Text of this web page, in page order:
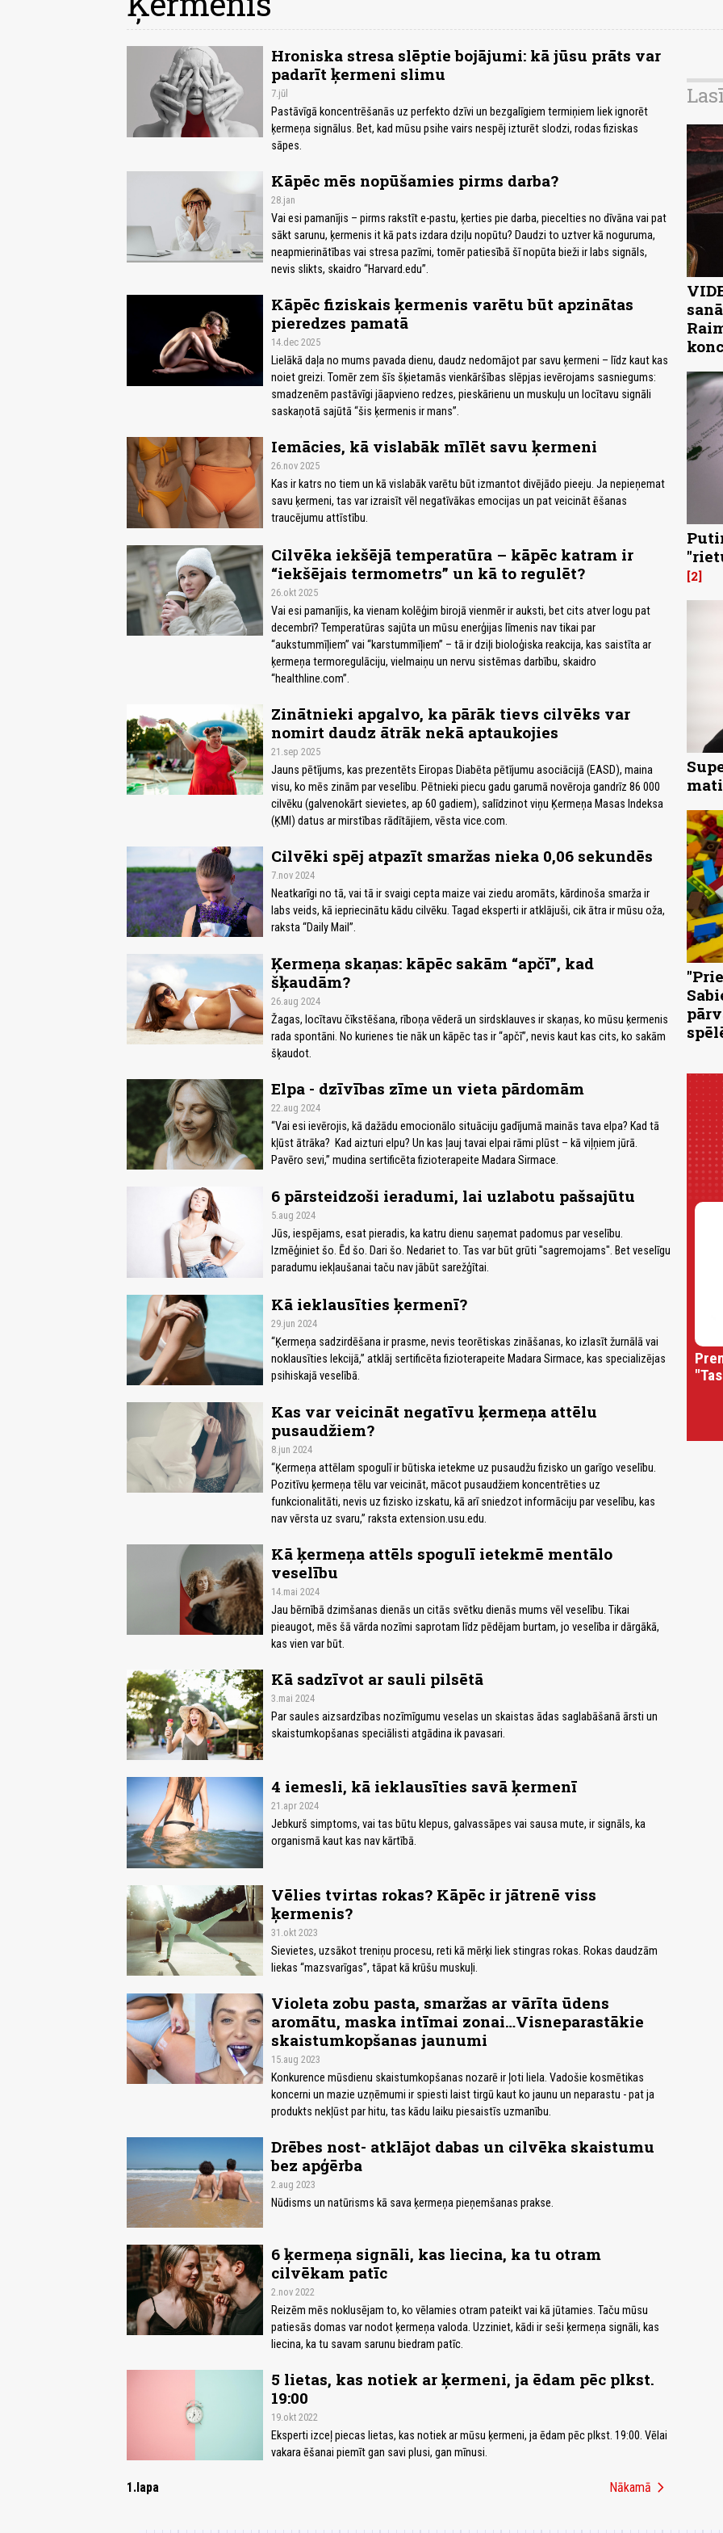
Hroniska stresa slēptie bojājumi: kā jūsu prāts var
padarīt ķermeni slimu
7.jūl
Pastāvīgā koncentrēšanās uz perfekto dzīvi un bezgalīgiem termiņiem liek ignorēt
ķermeņa signālus. Bet, kad mūsu psihe vairs nespēj izturēt slodzi, rodas fiziskas
sāpes.
Kāpēc mēs nopūšamies pirms darba?
28.jan
Vai esi pamanījis – pirms rakstīt e-pastu, ķerties pie darba, piecelties no dīvāna vai pat
sākt sarunu, ķermenis it kā pats izdara dziļu nopūtu? Daudzi to uztver kā noguruma,
neapmierinātības vai stresa pazīmi, tomēr patiesībā šī nopūta bieži ir labs signāls,
nevis slikts, skaidro “Harvard.edu”.
Kāpēc fiziskais ķermenis varētu būt apzinātas
pieredzes pamatā
14.dec 2025
Lielākā daļa no mums pavada dienu, daudz nedomājot par savu ķermeni – līdz kaut kas
noiet greizi. Tomēr zem šīs šķietamās vienkāršības slēpjas ievērojams sasniegums:
smadzenēm pastāvīgi jāapvieno redzes, pieskārienu un muskuļu un locītavu signāli
saskaņotā sajūtā “šis ķermenis ir mans”.
Iemācies, kā vislabāk mīlēt savu ķermeni
26.nov 2025
Kas ir katrs no tiem un kā vislabāk varētu būt izmantot divējādo pieeju. Ja nepieņemat
savu ķermeni, tas var izraisīt vēl negatīvākas emocijas un pat veicināt ēšanas
traucējumu attīstību.
Cilvēka iekšējā temperatūra – kāpēc katram ir
“iekšējais termometrs” un kā to regulēt?
26.okt 2025
Vai esi pamanījis, ka vienam kolēģim birojā vienmēr ir auksti, bet cits atver logu pat
decembrī? Temperatūras sajūta un mūsu enerģijas līmenis nav tikai par
“aukstummīļiem” vai “karstummīļiem” – tā ir dziļi bioloģiska reakcija, kas saistīta ar
ķermeņa termoregulāciju, vielmaiņu un nervu sistēmas darbību, skaidro
“healthline.com”.
Zinātnieki apgalvo, ka pārāk tievs cilvēks var
nomirt daudz ātrāk nekā aptaukojies
21.sep 2025
Jauns pētījums, kas prezentēts Eiropas Diabēta pētījumu asociācijā (EASD), maina
visu, ko mēs zinām par veselību. Pētnieki piecu gadu garumā novēroja gandrīz 86 000
cilvēku (galvenokārt sievietes, ap 60 gadiem), salīdzinot viņu Ķermeņa Masas Indeksa
(ĶMI) datus ar mirstības rādītājiem, vēsta vice.com.
Cilvēki spēj atpazīt smaržas nieka 0,06 sekundēs
7.nov 2024
Neatkarīgi no tā, vai tā ir svaigi cepta maize vai ziedu aromāts, kārdinoša smarža ir
labs veids, kā iepriecinātu kādu cilvēku. Tagad eksperti ir atklājuši, cik ātra ir mūsu oža,
raksta “Daily Mail”.
Ķermeņa skaņas: kāpēc sakām “apčī”, kad
šķaudām?
26.aug 2024
Žagas, locītavu čīkstēšana, rīboņa vēderā un sirdsklauves ir skaņas, ko mūsu ķermenis
rada spontāni. No kurienes tie nāk un kāpēc tas ir “apčī”, nevis kaut kas cits, ko sakām
šķaudot.
Elpa - dzīvības zīme un vieta pārdomām
22.aug 2024
“Vai esi ievērojis, kā dažādu emocionālo situāciju gadījumā mainās tava elpa? Kad tā
kļūst ātrāka? Kad aizturi elpu? Un kas ļauj tavai elpai rāmi plūst – kā viļņiem jūrā.
Pavēro sevi,” mudina sertificēta fizioterapeite Madara Sirmace.
6 pārsteidzoši ieradumi, lai uzlabotu pašsajūtu
5.aug 2024
Jūs, iespējams, esat pieradis, ka katru dienu saņemat padomus par veselību.
Izmēģiniet šo. Ēd šo. Dari šo. Nedariet to. Tas var būt grūti "sagremojams". Bet veselīgu
paradumu iekļaušanai taču nav jābūt sarežģītai.
Kā ieklausīties ķermenī?
29.jun 2024
“Ķermeņa sadzirdēšana ir prasme, nevis teorētiskas zināšanas, ko izlasīt žurnālā vai
noklausīties lekcijā,” atklāj sertificēta fizioterapeite Madara Sirmace, kas specializējas
psihiskajā veselībā.
Kas var veicināt negatīvu ķermeņa attēlu
pusaudžiem?
8.jun 2024
“Ķermeņa attēlam spogulī ir būtiska ietekme uz pusaudžu fizisko un garīgo veselību.
Pozitīvu ķermeņa tēlu var veicināt, mācot pusaudžiem koncentrēties uz
funkcionalitāti, nevis uz fizisko izskatu, kā arī sniedzot informāciju par veselību, kas
nav vērsta uz svaru,” raksta extension.usu.edu.
Kā ķermeņa attēls spogulī ietekmē mentālo
veselību
14.mai 2024
Jau bērnībā dzimšanas dienās un citās svētku dienās mums vēl veselību. Tikai
pieaugot, mēs šā vārda nozīmi saprotam līdz pēdējam burtam, jo veselība ir dārgākā,
kas vien var būt.
Kā sadzīvot ar sauli pilsētā
3.mai 2024
Par saules aizsardzības nozīmīgumu veselas un skaistas ādas saglabāšanā ārsti un
skaistumkopšanas speciālisti atgādina ik pavasari.
4 iemesli, kā ieklausīties savā ķermenī
21.apr 2024
Jebkurš simptoms, vai tas būtu klepus, galvassāpes vai sausa mute, ir signāls, ka
organismā kaut kas nav kārtībā.
Vēlies tvirtas rokas? Kāpēc ir jātrenē viss
ķermenis?
31.okt 2023
Sievietes, uzsākot treniņu procesu, reti kā mērķi liek stingras rokas. Rokas daudzām
liekas “mazsvarīgas”, tāpat kā krūšu muskuļi.
Violeta zobu pasta, smaržas ar vārīta ūdens
aromātu, maska intīmai zonai…Visneparastākie
skaistumkopšanas jaunumi
15.aug 2023
Konkurence mūsdienu skaistumkopšanas nozarē ir ļoti liela. Vadošie kosmētikas
koncerni un mazie uzņēmumi ir spiesti laist tirgū kaut ko jaunu un neparastu - pat ja
produkts nekļūst par hitu, tas kādu laiku piesaistīs uzmanību.
Drēbes nost- atklājot dabas un cilvēka skaistumu
bez apģērba
2.aug 2023
Nūdisms un natūrisms kā sava ķermeņa pieņemšanas prakse.
6 ķermeņa signāli, kas liecina, ka tu otram
cilvēkam patīc
2.nov 2022
Reizēm mēs noklusējam to, ko vēlamies otram pateikt vai kā jūtamies. Taču mūsu
patiesās domas var nodot ķermeņa valoda. Uzziniet, kādi ir seši ķermeņa signāli, kas
liecina, ka tu savam sarunu biedram patīc.
5 lietas, kas notiek ar ķermeni, ja ēdam pēc plkst.
19:00
19.okt 2022
Eksperti izceļ piecas lietas, kas notiek ar mūsu ķermeni, ja ēdam pēc plkst. 19:00. Vēlai
vakara ēšanai piemīt gan savi plusi, gan mīnusi.
1.lapa Nākamā chevron_right
2